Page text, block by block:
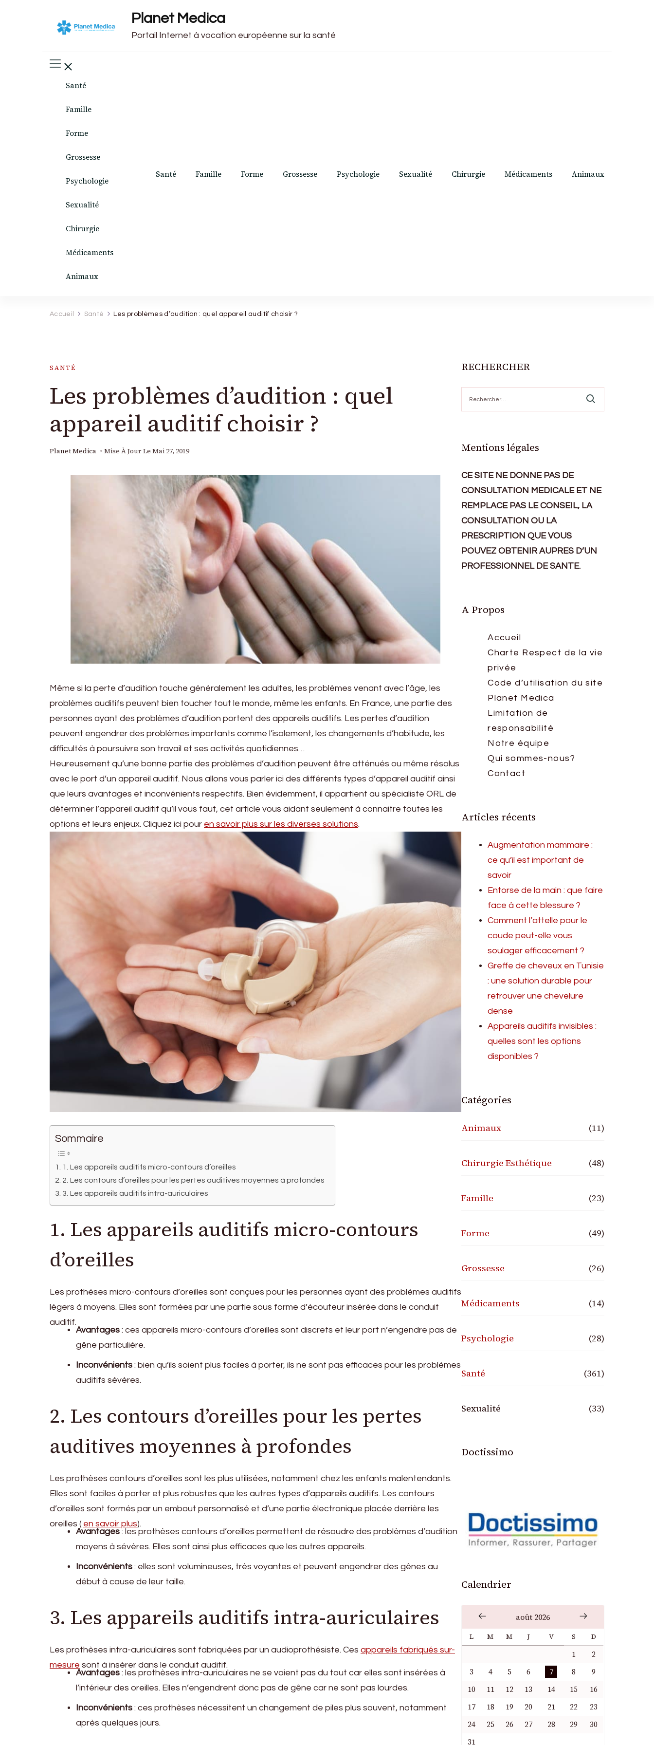
Planet Medica
Portail Internet à vocation européenne sur la santé
Santé
Famille
Forme
Grossesse
Psychologie
Sexualité
Chirurgie
Médicaments
Animaux
Santé Famille Forme Grossesse Psychologie Sexualité Chirurgie Médicaments Animaux
Accueil Santé Les problèmes d’audition : quel appareil auditif choisir ?
SANTÉ
Les problèmes d’audition : quel
appareil auditif choisir ?
Planet Medica Mise À Jour Le Mai 27, 2019
Même si la perte d’audition touche généralement les adultes, les problèmes venant avec l’âge, les
problèmes auditifs peuvent bien toucher tout le monde, même les enfants. En France, une partie des
personnes ayant des problèmes d’audition portent des appareils auditifs. Les pertes d’audition
peuvent engendrer des problèmes importants comme l’isolement, les changements d’habitude, les
difficultés à poursuivre son travail et ses activités quotidiennes…
Heureusement qu’une bonne partie des problèmes d’audition peuvent être atténués ou même résolus
avec le port d’un appareil auditif. Nous allons vous parler ici des différents types d’appareil auditif ainsi
que leurs avantages et inconvénients respectifs. Bien évidemment, il appartient au spécialiste ORL de
déterminer l’appareil auditif qu’il vous faut, cet article vous aidant seulement à connaitre toutes les
options et leurs enjeux. Cliquez ici pour en savoir plus sur les diverses solutions.
Sommaire
1. Les appareils auditifs micro-contours d’oreilles
2. Les contours d’oreilles pour les pertes auditives moyennes à profondes
3. Les appareils auditifs intra-auriculaires
1. Les appareils auditifs micro-contours
d’oreilles
Les prothèses micro-contours d’oreilles sont conçues pour les personnes ayant des problèmes auditifs
légers à moyens. Elles sont formées par une partie sous forme d’écouteur insérée dans le conduit
auditif.
Avantages : ces appareils micro-contours d’oreilles sont discrets et leur port n’engendre pas de
gêne particulière.
Inconvénients : bien qu’ils soient plus faciles à porter, ils ne sont pas efficaces pour les problèmes
auditifs sévères.
2. Les contours d’oreilles pour les pertes
auditives moyennes à profondes
Les prothèses contours d’oreilles sont les plus utilisées, notamment chez les enfants malentendants.
Elles sont faciles à porter et plus robustes que les autres types d’appareils auditifs. Les contours
d’oreilles sont formés par un embout personnalisé et d’une partie électronique placée derrière les
oreilles ( en savoir plus).
Avantages : les prothèses contours d’oreilles permettent de résoudre des problèmes d’audition
moyens à sévères. Elles sont ainsi plus efficaces que les autres appareils.
Inconvénients : elles sont volumineuses, très voyantes et peuvent engendrer des gênes au
début à cause de leur taille.
3. Les appareils auditifs intra-auriculaires
Les prothèses intra-auriculaires sont fabriquées par un audioprothésiste. Ces appareils fabriqués sur-
mesure sont à insérer dans le conduit auditif.
Avantages : les prothèses intra-auriculaires ne se voient pas du tout car elles sont insérées à
l’intérieur des oreilles. Elles n’engendrent donc pas de gêne car ne sont pas lourdes.
Inconvénients : ces prothèses nécessitent un changement de piles plus souvent, notamment
après quelques jours.
RECHERCHER
Mentions légales
CE SITE NE DONNE PAS DE
CONSULTATION MEDICALE ET NE
REMPLACE PAS LE CONSEIL, LA
CONSULTATION OU LA
PRESCRIPTION QUE VOUS
POUVEZ OBTENIR AUPRES D’UN
PROFESSIONNEL DE SANTE.
A Propos
Accueil
Charte Respect de la vie
privée
Code d’utilisation du site
Planet Medica
Limitation de
responsabilité
Notre équipe
Qui sommes-nous?
Contact
Articles récents
Augmentation mammaire :
ce qu’il est important de
savoir
Entorse de la main : que faire
face à cette blessure ?
Comment l’attelle pour le
coude peut-elle vous
soulager efficacement ?
Greffe de cheveux en Tunisie
: une solution durable pour
retrouver une chevelure
dense
Appareils auditifs invisibles :
quelles sont les options
disponibles ?
Catégories
Animaux (11)
Chirurgie Esthétique (48)
Famille (23)
Forme (49)
Grossesse (26)
Médicaments (14)
Psychologie (28)
Santé (361)
Sexualité (33)
Doctissimo
Calendrier
août 2026
L M M J V S D
1
2
3
4 5 6 7 8
9
10
11 12 13 14 15
16
17
18 19 20 21 22
23
24
25 26 27 28 29
30
31